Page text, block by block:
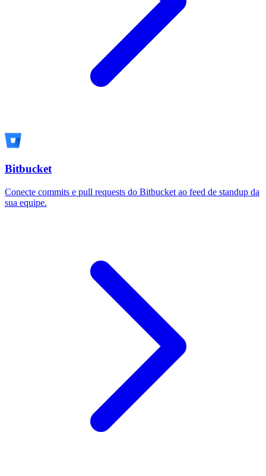
Bitbucket
Conecte commits e pull requests do Bitbucket ao feed de standup da
sua equipe.